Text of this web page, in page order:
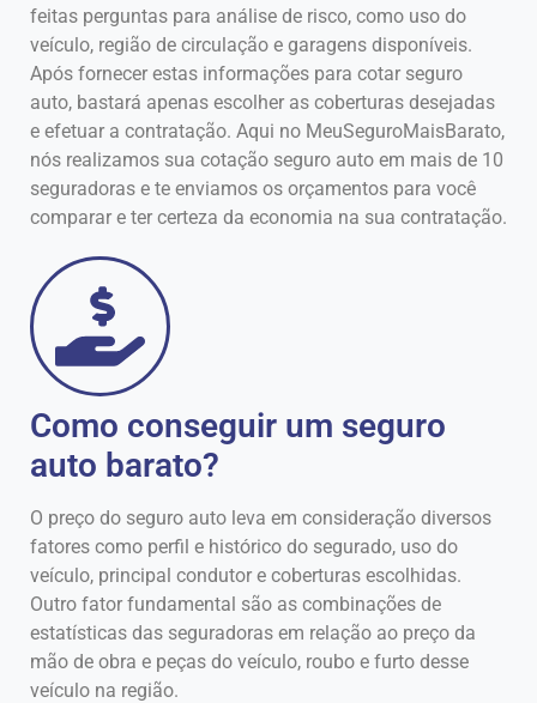
feitas perguntas para análise de risco, como uso do
veículo, região de circulação e garagens disponíveis.
Após fornecer estas informações para cotar seguro
auto, bastará apenas escolher as coberturas desejadas
e efetuar a contratação. Aqui no MeuSeguroMaisBarato,
nós realizamos sua cotação seguro auto em mais de 10
seguradoras e te enviamos os orçamentos para você
comparar e ter certeza da economia na sua contratação.
Como conseguir um seguro
auto barato?
O preço do seguro auto leva em consideração diversos
fatores como perfil e histórico do segurado, uso do
veículo, principal condutor e coberturas escolhidas.
Outro fator fundamental são as combinações de
estatísticas das seguradoras em relação ao preço da
mão de obra e peças do veículo, roubo e furto desse
veículo na região.